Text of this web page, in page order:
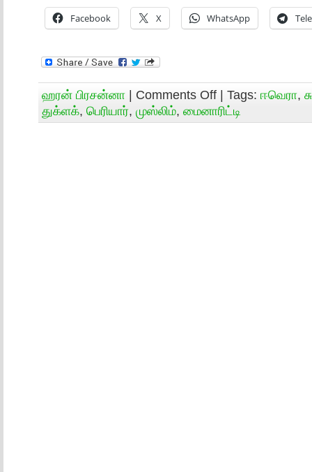
Facebook X WhatsApp
ஹரன் பிரசன்னா | Comments Off | Tags: ஈவெரா,
துக்ளக், பெரியார், முஸ்லிம், மைனாரிட்டி